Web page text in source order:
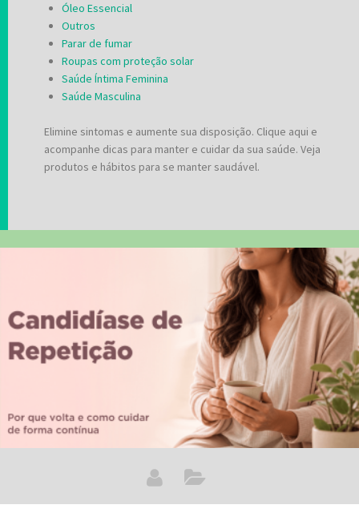
Óleo Essencial
Outros
Parar de fumar
Roupas com proteção solar
Saúde Íntima Feminina
Saúde Masculina
Elimine sintomas e aumente sua disposição. Clique aqui e
acompanhe dicas para manter e cuidar da sua saúde. Veja
produtos e hábitos para se manter saudável.